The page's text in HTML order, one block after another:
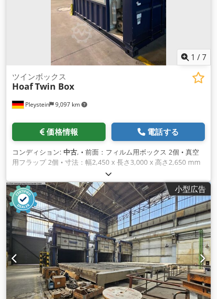
1 /7
Pleystein 9,097 km
ツインボックス
HoafTwin Box
価格情報 電話する
コンディション: 中古, • 前面：フィルム用ボックス 2個 • 真空
用フラップ 2個 • 寸法：幅2,450 x 長さ3,000 x 高さ2,650 mm
Chjdpfx Afjwc Abvjtja • 二重鏡または合わせガラスの生産用 •
価格はお問い合わせください
小型広告